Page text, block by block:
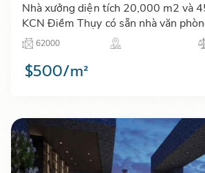
Nhà xưởng diện tích 20,000 m2 và
KCN Điềm Thụy có sẵn nhà văn
căng tin, nhà bảo vệ, hệ thống PCCC
phân khúc cao cấp…
62000
$500/m²